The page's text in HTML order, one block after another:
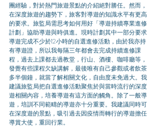
團經驗，對於熱門旅遊景點的介紹絕對勝任。然而，
在深度旅遊的趨勢下，旅客對導遊的知識水平有更高
的要求。旅監局需思考如何用好「導遊持續專業進修
計劃」協助導遊與時俱進。現時計劃其中一部分要求
導遊完成不少於12小時的自選進修活動，由於我亦持
有導遊證，所以我每隔三年都會去完成持續進修課
程，過去上課都去過教堂，行山、酒樓、咖啡廳等，
發覺有些課程欠缺講解，最後唯有自己參觀或者飲茶
多半個鐘，就當了解相關文化，自由度未免過大。我
建議旅監局把自選進修活動聚焦於與當時流行的深度
遊相關內容，培養導遊有這方面的觸角。除了一般導
遊，培訓不同範疇的導遊亦十分重要。我建議同時可
在深度遊的景點，吸引過去因疫情而轉行的導遊擔任
導賞大使，重回行業。